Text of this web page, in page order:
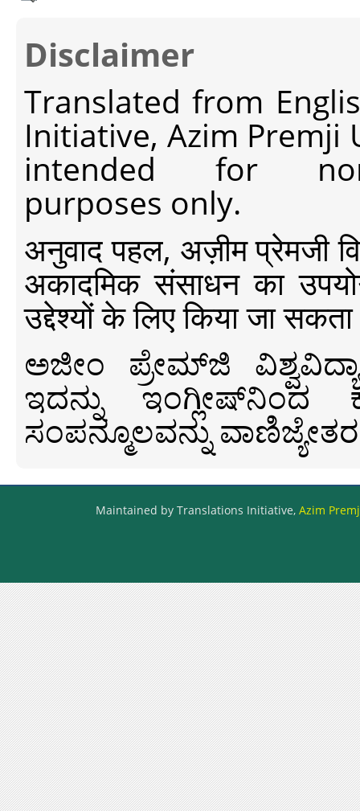
Disclaimer
Translated from
Initiative, Azim Premji
intended for non-
purposes only.
अनुवाद पहल, अज़ीम प्रेमजी
अकादमिक संसाधन का
उद्देश्यों के लिए किया जा
ಅಜೀಂ ಪ್ರೇಮ್‍ಜಿ
ಇದನ್ನು ಇಂಗ್ಲೀಷ್‍ನಿಂದ
ಸಂಪನ್ಮೂಲವನ್ನು
Maintained by Translations Initiative, Azim